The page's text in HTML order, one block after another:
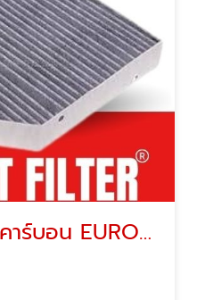
กรองแอร์ชาร์โคลคาร์บอน EUROPE & SUPER CAR FILTER